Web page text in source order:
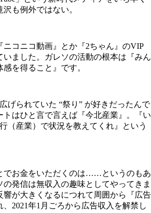
も例外ではない。
ニコニコ動画』とか『2ちゃん』のVIP
いました。ガレソの活動の根本は『みん
を得ること』です。
げられていた “祭り” が好きだったんで
トはひと言で言えば『今北産業』。『い
（産業）で状況を教えてくれ』という
でお金をいただくのは……というのもあ
の発信は無収入の趣味としてやってきま
響が大きくなるにつれて周囲から『広告
2021年1月ごろから広告収入を解禁し